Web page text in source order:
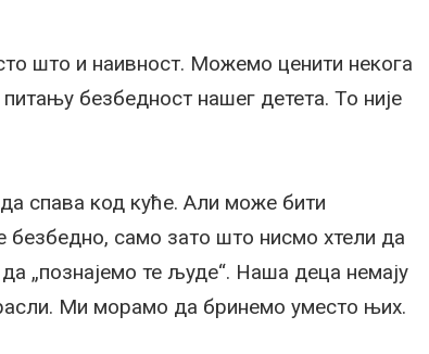
што и наивност. Можемо ценити некога
безбедност нашег детета. То није
спава код куће. Али може бити
безбедно, само зато што нисмо хтели да
„познајемо те људе“. Наша деца немају
Ми морамо да бринемо уместо њих.